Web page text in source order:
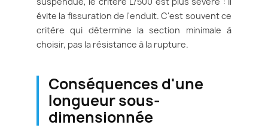
évite la fissuration de l'enduit. C'est souvent ce
critère qui détermine la section minimale à
choisir, pas la résistance à la rupture.
Conséquences d'une
longueur sous-
dimensionnée